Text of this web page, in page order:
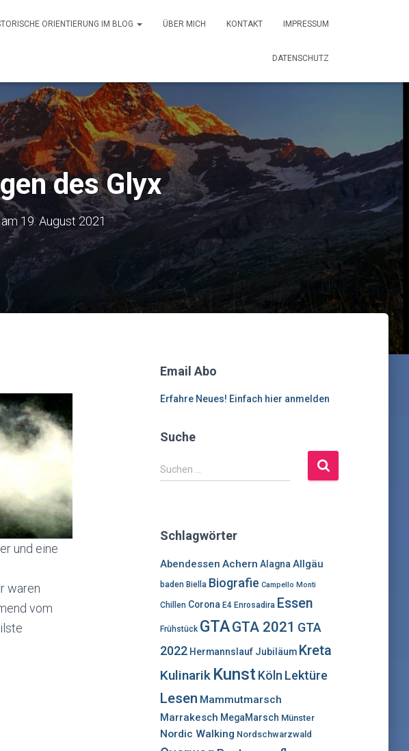
ORIENTIERUNG IM BLOG ÜBER MICH KONTAKT IMPRESSUM
DATENSCHUTZ
des Glyx
19. August 2021
und eine
waren
vom
Email Abo
Erfahre Neues! Einfach hier anmelden
Suche
S
u
n
a
c
h
Suchen …
Schlagwörter
Abendessen Achern Alagna Allgäu
baden Biella Biografie Campello Monti
Chillen Corona E4 Enrosadira Essen
Frühstück GTAGTA 2021 GTA
2022 Hermannslauf Jubiläum Kreta
Kulinarik Kunst Köln Lektüre
Lesen Mammutmarsch
Marrakesch MegaMarsch Münster
Nordic Walking Nordschwarzwald